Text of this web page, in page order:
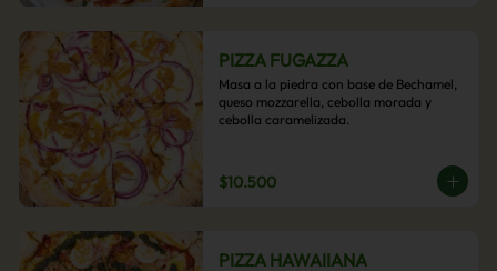
PIZZA FUGAZZA
Masa a la piedra con base de Bechamel,
queso mozzarella, cebolla morada y
cebolla caramelizada.
$10.500
PIZZA HAWAIIANA